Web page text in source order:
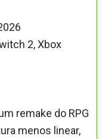
2, Xbox
remake do RPG
menos linear,